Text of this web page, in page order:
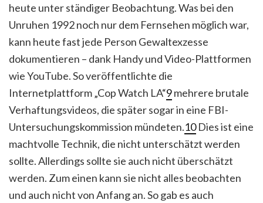
heute unter ständiger Beobachtung. Was bei den
Unruhen 1992 noch nur dem Fernsehen möglich war,
kann heute fast jede Person Gewaltexzesse
dokumentieren – dank Handy und Video-Plattformen
wie YouTube. So veröffentlichte die
Internetplattform „Cop Watch LA“9mehrere brutale
Verhaftungsvideos, die später sogar in eine FBI-
Untersuchungskommission mündeten.10Dies ist eine
machtvolle Technik, die nicht unterschätzt werden
sollte. Allerdings sollte sie auch nicht überschätzt
werden. Zum einen kann sie nicht alles beobachten
und auch nicht von Anfang an. So gab es auch